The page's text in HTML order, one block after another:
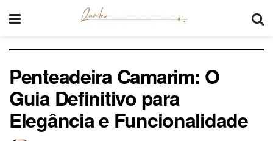
Penteadeira Camarim: O
Guia Definitivo para
Elegância e Funcionalidade